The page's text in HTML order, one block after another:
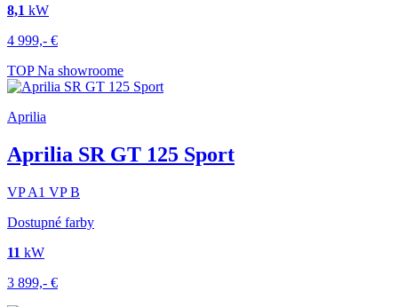
8,1 kW
4 999,- €
TOP Na showroome
Aprilia
Aprilia SR GT 125 Sport
VPA1 VPB
Dostupné farby
11 kW
3 899,- €